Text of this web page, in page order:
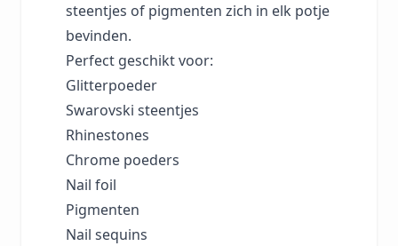
steentjes of pigmenten zich in elk potje
bevinden.
Perfect geschikt voor:
Glitterpoeder
Swarovski steentjes
Rhinestones
Chrome poeders
Nail foil
Pigmenten
Nail sequins